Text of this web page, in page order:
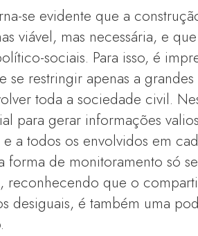
se evidente que a
viável, mas necessária, e
sociais. Para isso, é
se restringir apenas a
toda a sociedade civil.
para gerar informações
a todos os envolvidos em
forma de monitoramento só
reconhecendo que o
desiguais, é também uma